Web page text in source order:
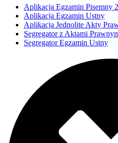
Aplikacja Egzamin Pisemny
Aplikacja Egzamin Ustny
Aplikacja Jednolite Akty
Segregator z Aktami
Segregator Egzamin Ustny